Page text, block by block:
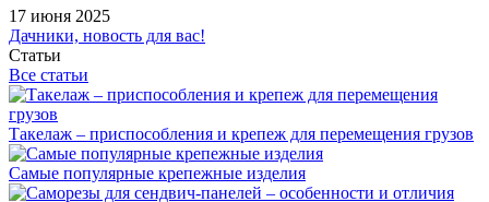
17 июня 2025
Дачники, новость для вас!
Статьи
Все статьи
Такелаж – приспособления и крепеж для перемещения грузов
Самые популярные крепежные изделия